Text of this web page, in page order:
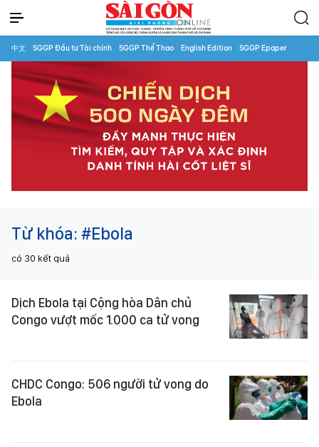
中文 SGGP Đầu tư Tài chính SGGP Thể Thao English Edition SGGP Epaper
Từ khóa: #Ebola
có 30 kết quả
Dịch Ebola tại Cộng hòa Dân chủ
Congo vượt mốc 1.000 ca tử vong
CHDC Congo: 506 người tử vong do
Ebola